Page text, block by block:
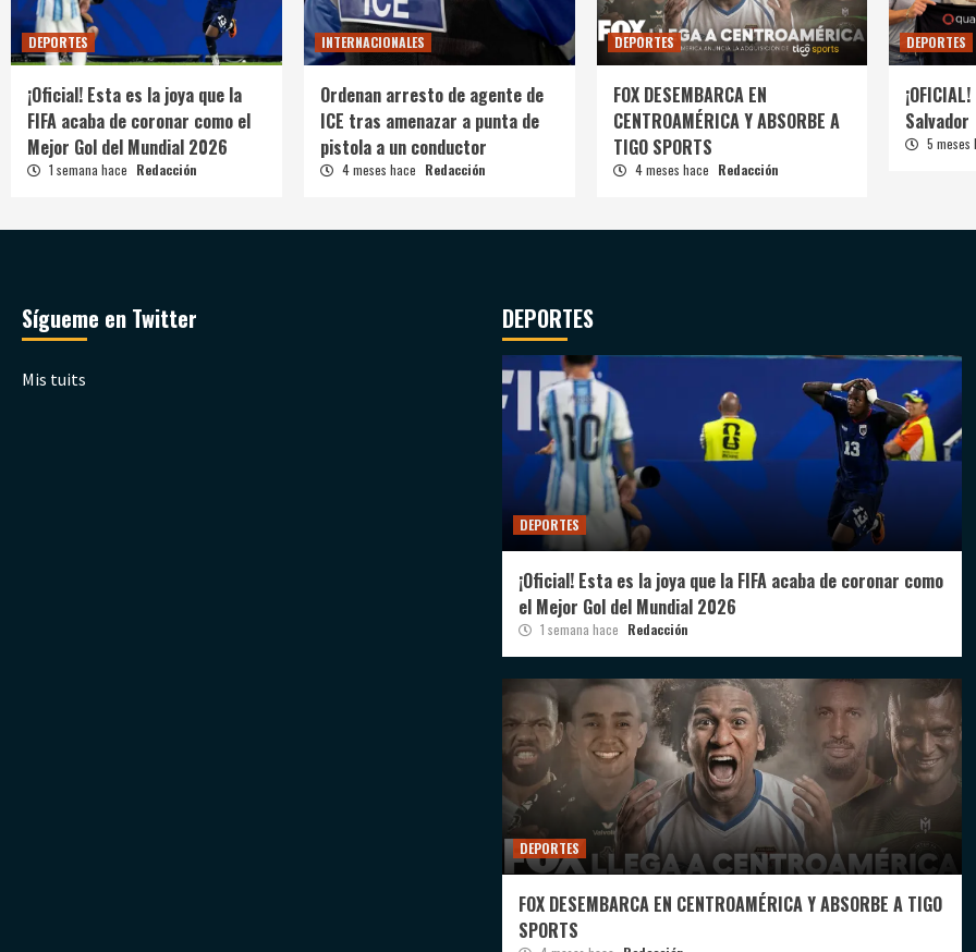
DEPORTES
¡Oficial! Esta es la joya que la
FIFA acaba de coronar como el
Mejor Gol del Mundial 2026
1 semana hace Redacción
INTERNACIONALES
Ordenan arresto de agente de
ICE tras amenazar a punta de
pistola a un conductor
4 meses hace Redacción
DEPORTES
FOX DESEMBARCA EN
CENTROAMÉRICA Y ABSORBE A
TIGO SPORTS
4 meses hace Redacción
DEPORTES
Salvador
5
Sígueme en Twitter
Mis tuits
DEPORTES
DEPORTES
¡Oficial! Esta es la joya que la FIFA acaba de coronar como
el Mejor Gol del Mundial 2026
1 semana hace Redacción
DEPORTES
FOX DESEMBARCA EN CENTROAMÉRICA Y ABSORBE A TIGO
SPORTS